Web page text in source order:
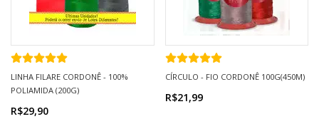
LINHA FILARE CORDONÊ - 100%
POLIAMIDA (200G)
R$29,90
CÍRCULO - FIO CORDONÊ 100G(450M)
R$21,99